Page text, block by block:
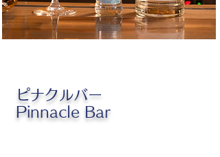
ピナクルバー
Pinnacle Bar